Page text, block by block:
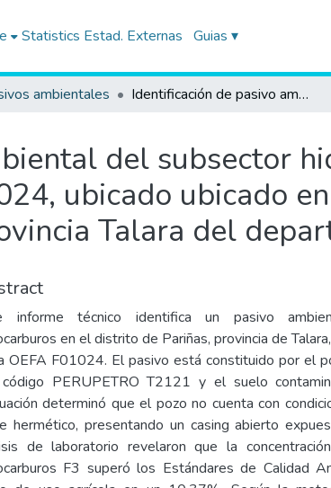
Statistics Estad. Externas Guias ▾
ambientales Identificación de pasivo ambiental del subsector hidrocarburos con código de Ficha OEFA F01024, ubicado ubicado en el Lote I, en el distrito de Pariñas de la provincia Talara del departamento de Piura
del subsector
ubicado ubicado
Talara del
informe técnico identifica un pasivo
en el distrito de Pariñas, provincia de
OEFA F01024. El pasivo está constituido por el
PERUPETRO T2121 y el suelo
determinó que el pozo no cuenta con
hermético, presentando un casing abierto
de laboratorio revelaron que la
F3 superó los Estándares de Calidad